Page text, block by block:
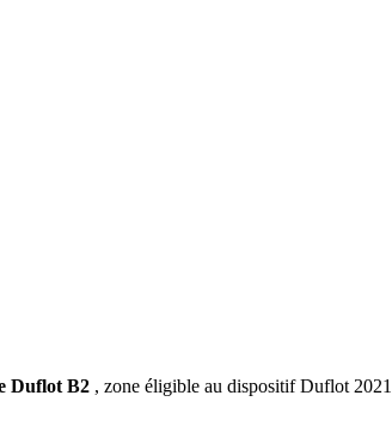
Duflot B2 , zone éligible au dispositif Duflot 2021